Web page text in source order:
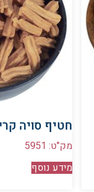
חטיף סויה
מק"ט: 5951
מידע נוסף